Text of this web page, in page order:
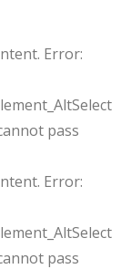
Error:
pass
Error:
pass